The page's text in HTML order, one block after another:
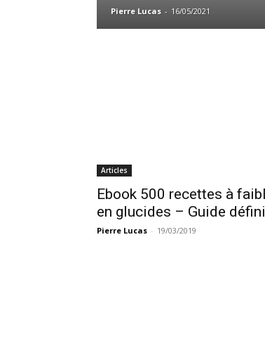
Pierre Lucas - 16/05/2021
Articles
Ebook 500 recettes à
en glucides – Guide
Pierre Lucas - 19/03/2019